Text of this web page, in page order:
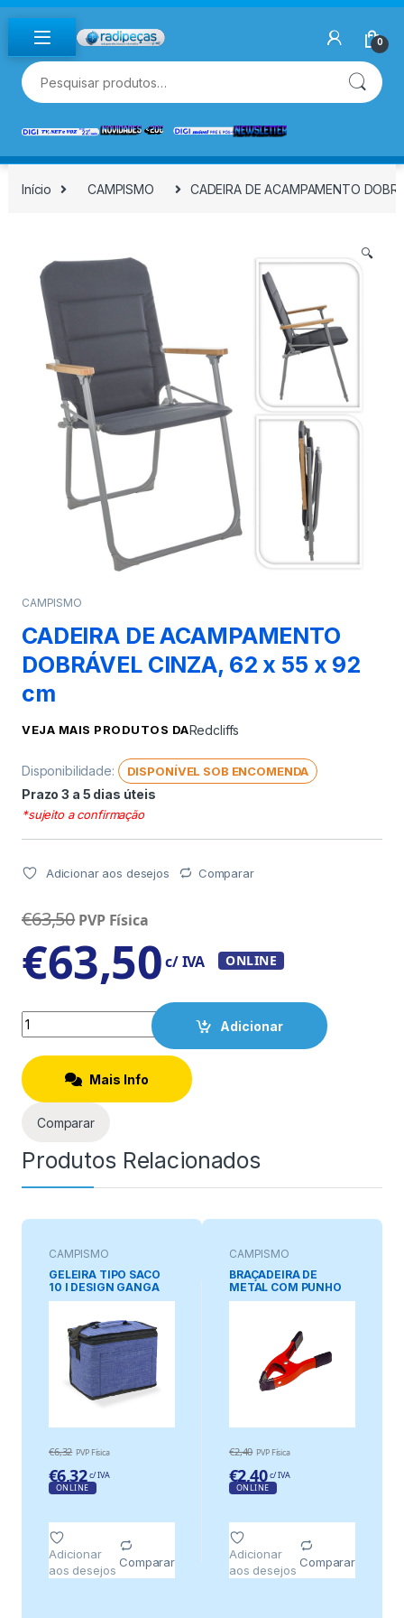
Skip to navigation
Skip to content
0
Pesquisar por:
Início CAMPISMO CADEIRA DE ACAMPAMENTO
🔍
CAMPISMO
CADEIRA DE ACAMPAMENTO
DOBRÁVEL CINZA, 62 x 55 x 92
cm
VEJA MAIS PRODUTOS DARedcliffs
Disponibilidade: DISPONÍVEL SOB ENCOMENDA
Prazo 3 a 5 dias úteis
*sujeito a confirmação
Adicionar aos desejos Comparar
€63,50 PVP Física
€63,50c/ IVA ONLINE
Quantity
Adicionar
Mais Info
Comparar
Produtos Relacionados
CAMPISMO
GELEIRA TIPO SACO
10 l DESIGN GANGA
AZUL COM DEBRUM E
22 cm
€6,32 PVP Física
€6,32 c/ IVA
ONLINE
Adicionar
aos desejos
Comparar
CAMPISMO
BRAÇADEIRA DE
METAL COM PUNHO
DE BORRACHA 10cm.
€2,40 PVP Física
€2,40 c/ IVA
ONLINE
Adicionar
aos desejos
Comparar